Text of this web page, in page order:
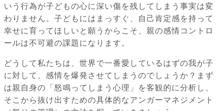
いう行為が子どもの心に深い傷を残してしまう事実は変
わりません。子どもにはまっすぐ、自己肯定感を持って
幸せに育ってほしいと願うからこそ、親の感情コントロ
ールは不可避の課題になります。
どうして私たちは、世界で一番愛しているはずの我が子
に対して、感情を爆発させてしまうのでしょうか？まず
は親自身の「怒鳴ってしまう心理」を客観的に分析し、
そこから抜け出すための具体的なアンガーマネジメント